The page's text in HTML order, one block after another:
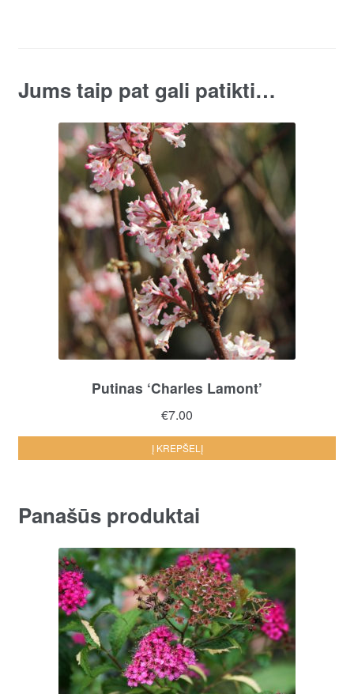
Jums taip pat gali patikti…
Putinas ‘Charles Lamont’
€7.00
Į KREPŠELĮ
Panašūs produktai